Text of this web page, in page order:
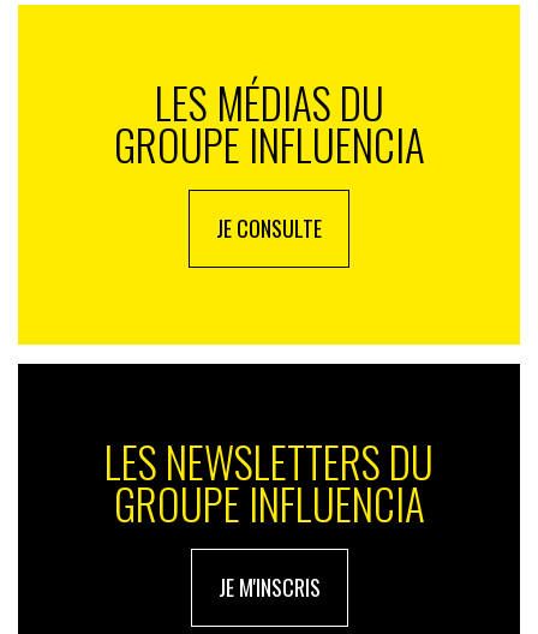
LES MÉDIAS DU
GROUPE INFLUENCIA
JE CONSULTE
LES NEWSLETTERS DU
GROUPE INFLUENCIA
JE M'INSCRIS